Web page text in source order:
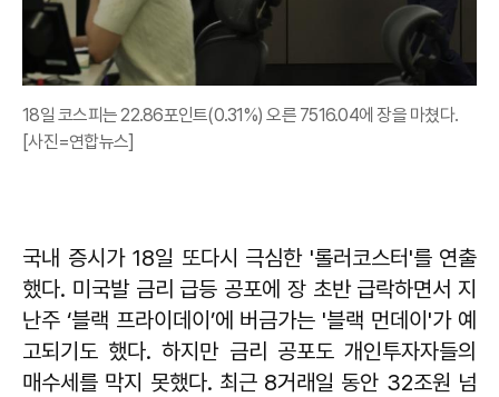
18일 코스피는 22.86포인트(0.31%) 오른 7516.04에 장을 마쳤다.
[사진=연합뉴스]
국내 증시가 18일 또다시 극심한 '롤러코스터'를 연출
했다. 미국발 금리 급등 공포에 장 초반 급락하면서 지
난주 ‘블랙 프라이데이’에 버금가는 '블랙 먼데이'가 예
고되기도 했다. 하지만 금리 공포도 개인투자자들의
매수세를 막지 못했다. 최근 8거래일 동안 32조원 넘